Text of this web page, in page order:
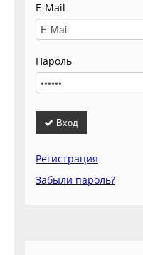
E-Mail
Пароль
Вход
Регистрация
Забыли пароль?